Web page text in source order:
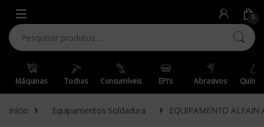
0
Pesquisar por:
Máquinas Tochas Consumíveis EPI’s Abrasivos
Início Equipamentos Soldadura EQUIPAMENTO ALFAIN